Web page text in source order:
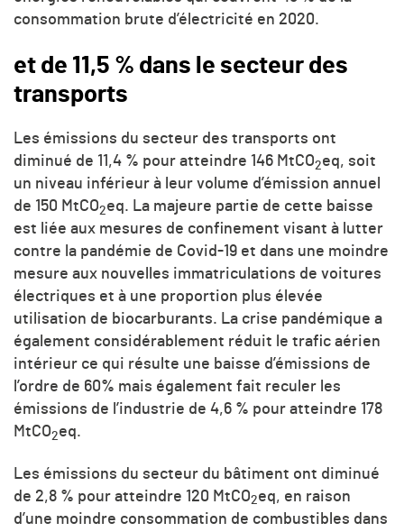
consommation brute d’électricité en 2020.
et de 11,5 % dans le secteur des
transports
Les émissions du secteur des transports ont
diminué de 11,4 % pour atteindre 146 MtCO2eq, soit
un niveau inférieur à leur volume d’émission annuel
de 150 MtCO2eq. La majeure partie de cette baisse
est liée aux mesures de confinement visant à lutter
contre la pandémie de Covid-19 et dans une moindre
mesure aux nouvelles immatriculations de voitures
électriques et à une proportion plus élevée
utilisation de biocarburants. La crise pandémique a
également considérablement réduit le trafic aérien
intérieur ce qui résulte une baisse d’émissions de
l’ordre de 60% mais également fait reculer les
émissions de l’industrie de 4,6 % pour atteindre 178
MtCO2eq.
Les émissions du secteur du bâtiment ont diminué
de 2,8 % pour atteindre 120 MtCO2eq, en raison
d’une moindre consommation de combustibles dans